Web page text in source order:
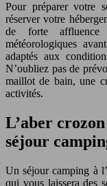
Pour préparer votre
réserver votre
de forte affluence
météorologiques
adaptés aux
N’oubliez pas de
maillot de bain, une
activités.
L’aber
séjour
Un séjour camping à
qui vous laissera des